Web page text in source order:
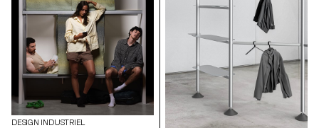
renverse l’ordre des priorités :
ici, les finitions visibles
deviennent structure et
l’habillage devient un rituel.
Inspiré par les gestes intimes
du boudoir, Doll Chair prolonge
une réflexion sur l’objet en état
de transformation, entre
maquette et meuble.
l’atmosphère de la pièce.
Pensée pour les espaces où
les frontières entre travail, repas
et détente s’estompent, Velum
permet à l’utilisateur d’adapter
la lumière à ses besoins et à
ses moments, en
accompagnant les rythmes
fluctuants de la vie quotidienne.
DESIGN INDUSTRIEL